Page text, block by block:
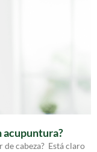
acupuntura?
de cabeza? Está claro